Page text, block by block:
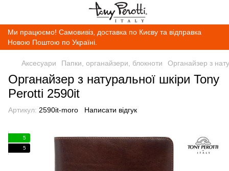
Ми працюємо! Самовивіз, доставка по Києву та відправка
Новою Поштою по Україні.
Аксесуари Папки, органайзери, блокноти Органайзер з
Органайзер з натуральної шкіри Tony
Perotti 2590it
Артикул: 2590it-moro Написати відгук
5
5